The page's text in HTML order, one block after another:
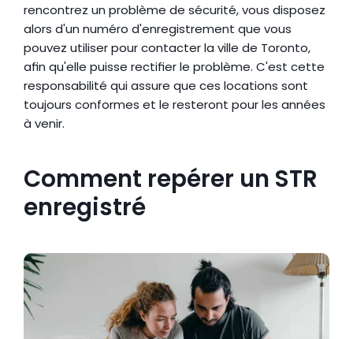
rencontrez un problème de sécurité, vous disposez
alors d'un numéro d'enregistrement que vous
pouvez utiliser pour contacter la ville de Toronto,
afin qu'elle puisse rectifier le problème. C'est cette
responsabilité qui assure que ces locations sont
toujours conformes et le resteront pour les années
à venir.
Comment repérer un STR
enregistré